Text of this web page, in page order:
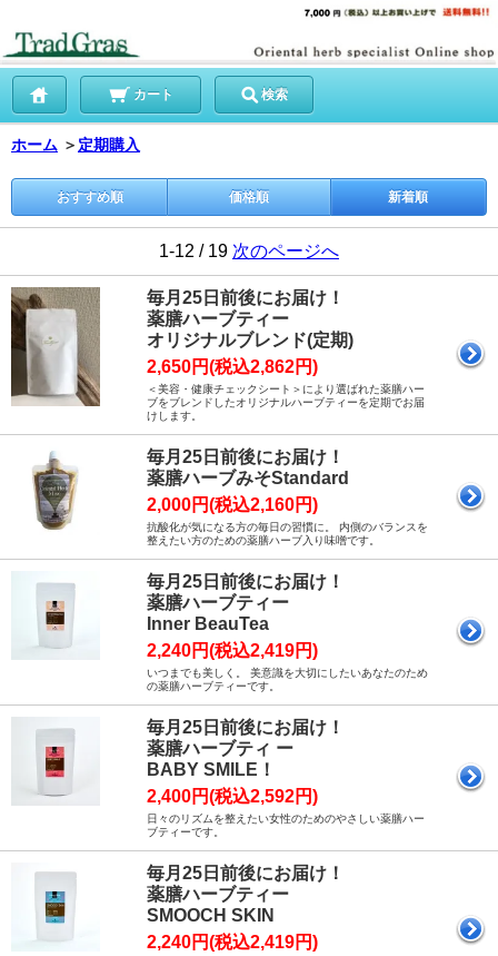
カート 検索
ホーム ＞ 定期購入
おすすめ順 価格順 新着順
1-12 / 19 次のページへ
毎月25日前後にお届け！
薬膳ハーブティー
オリジナルブレンド(定期)
2,650円(税込2,862円)
＜美容・健康チェックシート＞により選ばれた薬膳ハー
ブをブレンドしたオリジナルハーブティーを定期でお届
けします。
毎月25日前後にお届け！
薬膳ハーブみそStandard
2,000円(税込2,160円)
抗酸化が気になる方の毎日の習慣に。 内側のバランスを
整えたい方のための薬膳ハーブ入り味噌です。
毎月25日前後にお届け！
薬膳ハーブティー
Inner BeauTea
2,240円(税込2,419円)
いつまでも美しく。 美意識を大切にしたいあなたのため
の薬膳ハーブティーです。
毎月25日前後にお届け！
薬膳ハーブティ ー
BABY SMILE！
2,400円(税込2,592円)
日々のリズムを整えたい女性のためのやさしい薬膳ハー
ブティーです。
毎月25日前後にお届け！
薬膳ハーブティー
SMOOCH SKIN
2,240円(税込2,419円)